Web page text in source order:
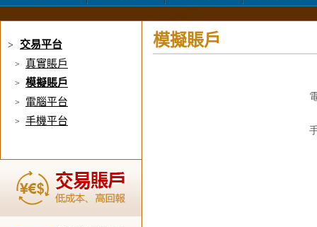
> 交易平台
> 真實賬戶
> 模擬賬戶
> 電腦平台
> 手機平台
模擬賬戶